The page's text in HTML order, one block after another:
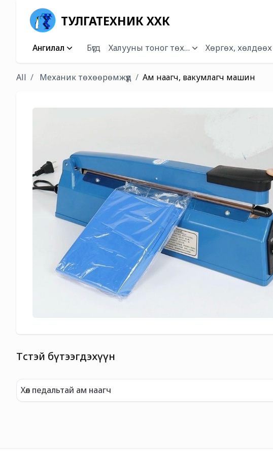
ТУЛГАТЕХНИК ХХК
Ангилал Бүгд Халууны тоног төхөөрөмжХөргөх, хөлдөөх
All Механик төхөөрөмжүүд Ам наагч, вакумлагч машин
Төстэй бүтээгдэхүүн
Хөл педальтай ам наагч